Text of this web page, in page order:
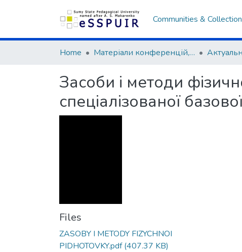
Communities &
Home Матеріали конференцій, семінарів, читань
Засоби і методи
спеціалізованої
Files
ZASOBY I METODY FIZYCHNOI
PIDHOTOVKY.pdf(407.37 KB)